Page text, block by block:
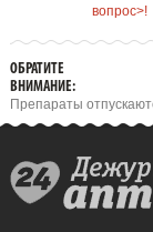
вопрос>!
ОБРАТИТЕ
ВНИМАНИЕ:
Препараты